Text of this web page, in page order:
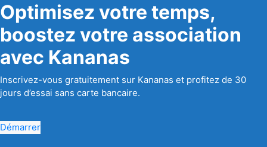
Optimisez votre temps,
boostez votre association
avec Kananas
Inscrivez-vous gratuitement sur Kananas et profitez de 30
jours d’essai sans carte bancaire.
Démarrer